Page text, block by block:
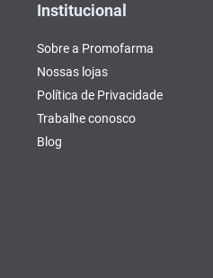
Institucional
Sobre a Promofarma
Nossas lojas
Política de Privacidade
Trabalhe conosco
Blog